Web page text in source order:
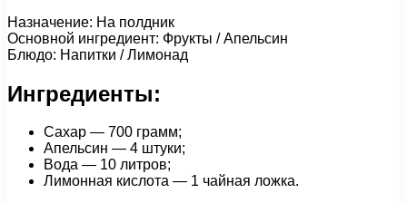
Назначение: На полдник
Основной ингредиент: Фрукты / Апельсин
Блюдо: Напитки / Лимонад
Ингредиенты:
Сахар — 700 грамм;
Апельсин — 4 штуки;
Вода — 10 литров;
Лимонная кислота — 1 чайная ложка.